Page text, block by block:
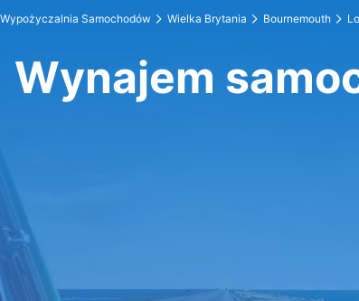
Wypożyczalnia Samochodów Wielka Brytania Bournemouth
Wynajem